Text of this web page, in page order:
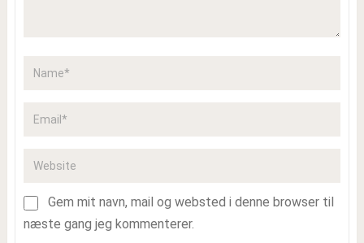
Gem mit navn, mail og websted i denne browser til
næste gang jeg kommenterer.